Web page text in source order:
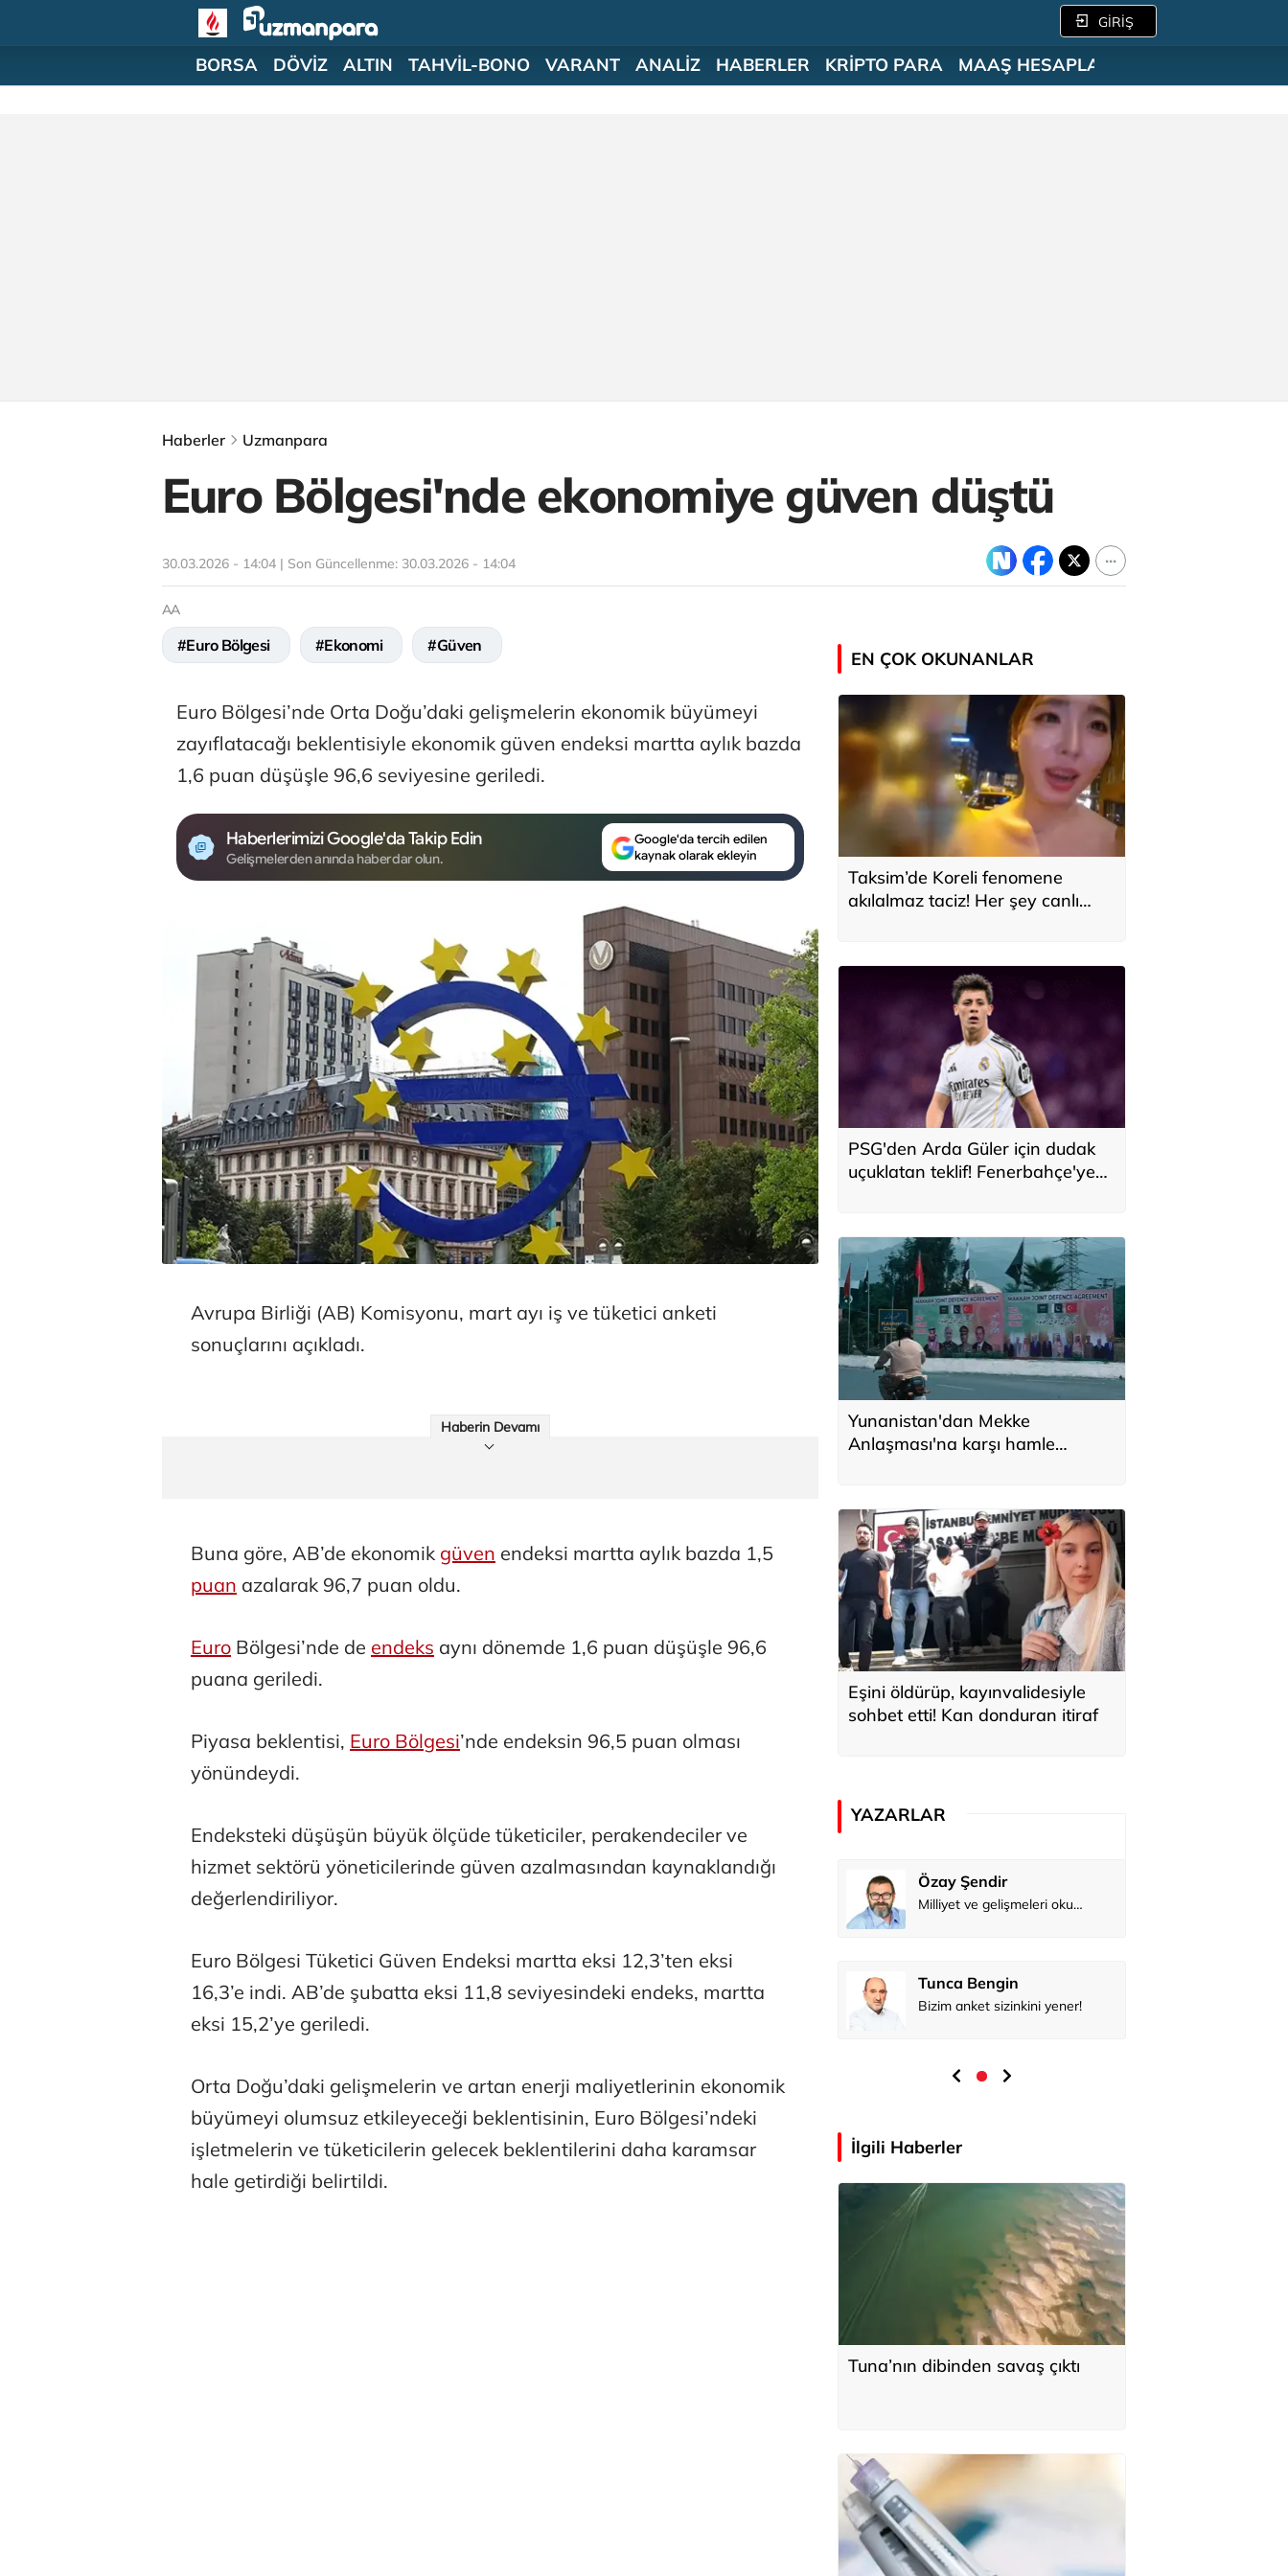
GİRİŞ
BORSA DÖVİZ ALTIN TAHVİL-BONO VARANT ANALİZ HABERLER KRİPTO PARA MAAŞ HESAPLAMA
Haberler Uzmanpara
Euro Bölgesi'nde ekonomiye güven düştü
30.03.2026 - 14:04 | Son Güncellenme: 30.03.2026 - 14:04
AA
#Euro Bölgesi #Ekonomi #Güven
Euro Bölgesi’nde Orta Doğu’daki gelişmelerin ekonomik büyümeyi
zayıflatacağı beklentisiyle ekonomik güven endeksi martta aylık bazda
1,6 puan düşüşle 96,6 seviyesine geriledi.
Haberlerimizi Google'da Takip Edin
Gelişmelerden anında haberdar olun.
Google'da tercih edilen
kaynak olarak ekleyin
Avrupa Birliği (AB) Komisyonu, mart ayı iş ve tüketici anketi
sonuçlarını açıkladı.
Haberin Devamı
Buna göre, AB’de ekonomik güven endeksi martta aylık bazda 1,5
puan azalarak 96,7 puan oldu.
Euro Bölgesi’nde de endeks aynı dönemde 1,6 puan düşüşle 96,6
puana geriledi.
Piyasa beklentisi, Euro Bölgesi’nde endeksin 96,5 puan olması
yönündeydi.
Endeksteki düşüşün büyük ölçüde tüketiciler, perakendeciler ve
hizmet sektörü yöneticilerinde güven azalmasından kaynaklandığı
değerlendiriliyor.
Euro Bölgesi Tüketici Güven Endeksi martta eksi 12,3’ten eksi
16,3’e indi. AB’de şubatta eksi 11,8 seviyesindeki endeks, martta
eksi 15,2’ye geriledi.
Orta Doğu’daki gelişmelerin ve artan enerji maliyetlerinin ekonomik
büyümeyi olumsuz etkileyeceği beklentisinin, Euro Bölgesi’ndeki
işletmelerin ve tüketicilerin gelecek beklentilerini daha karamsar
hale getirdiği belirtildi.
EN ÇOK OKUNANLAR
Taksim’de Koreli fenomene
akılalmaz taciz! Her şey canlı
PSG'den Arda Güler için dudak
uçuklatan teklif! Fenerbahçe'ye
Yunanistan'dan Mekke
Anlaşması'na karşı hamle
Eşini öldürüp, kayınvalidesiyle
sohbet etti! Kan donduran itiraf
YAZARLAR
Özay Şendir
Tunca Bengin
Bizim anket sizinkini yener!
Özay Şendir
Tunca Bengin
Bizim anket sizinkini yener!
Özay Şendir
Milliyet ve gelişmeleri okumak...
Tunca Bengin
Bizim anket sizinkini yener!
İlgili Haberler
Tuna’nın dibinden savaş çıktı